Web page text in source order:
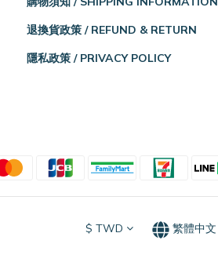
退換貨政策 / REFUND & RETURN
隱私政策 / PRIVACY POLICY
$ TWD 繁體中文